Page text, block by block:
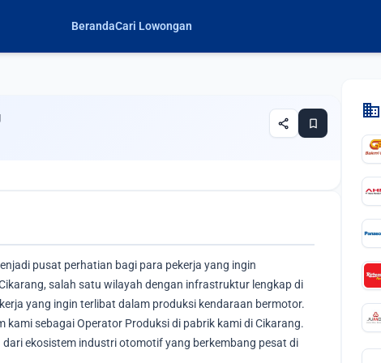
BerandaCari Lowongan
share bookmark
pusat perhatian bagi para pekerja yang ingin
salah satu wilayah dengan infrastruktur lengkap di
yang ingin terlibat dalam produksi kendaraan bermotor.
sebagai Operator Produksi di pabrik kami di Cikarang.
ekosistem industri otomotif yang berkembang pesat di
domain